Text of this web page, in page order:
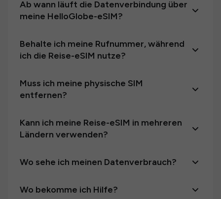
Ab wann läuft die Datenverbindung über
meine HelloGlobe-eSIM?
Behalte ich meine Rufnummer, während
ich die Reise-eSIM nutze?
Muss ich meine physische SIM
entfernen?
Kann ich meine Reise-eSIM in mehreren
Ländern verwenden?
Wo sehe ich meinen Datenverbrauch?
Wo bekomme ich Hilfe?